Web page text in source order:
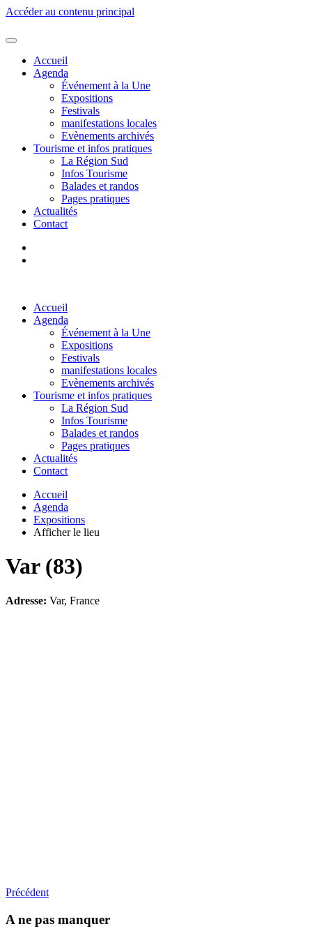
Accéder au contenu principal
Accueil
Agenda
Événement à la Une
Expositions
Festivals
manifestations locales
Evènements archivés
Tourisme et infos pratiques
La Région Sud
Infos Tourisme
Balades et randos
Pages pratiques
Actualités
Contact
Accueil
Agenda
Événement à la Une
Expositions
Festivals
manifestations locales
Evènements archivés
Tourisme et infos pratiques
La Région Sud
Infos Tourisme
Balades et randos
Pages pratiques
Actualités
Contact
Accueil
Agenda
Expositions
Afficher le lieu
Var (83)
Adresse: Var, France
Précédent
A ne pas manquer